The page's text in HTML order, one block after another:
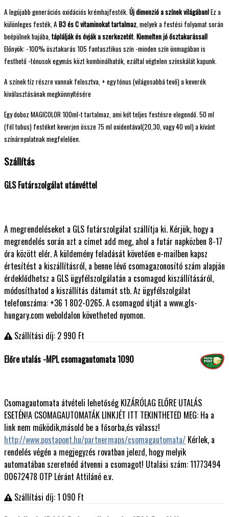
A legújabb generációs oxidációs krémhajfesték.Új dimenzió a színek világában!Ez a
különleges festék, AB3 és C vitaminokat tartalmaz, melyek a festési folyamat során
beépülnek hajába,táplálják és óvják a szerkezetét.Kiemelten jó ősztakarással!
Előnyök: -100% ösztakarás 105 fantasztikus szín -minden szín önmagában is
festhető -tónusok egymás közt kombinálhatók, ezáltal végtelen színskálát kapunk.
A színek tíz részre vannak felosztva, + egy tónus (világosabbá tevő) a keverék
kiválasztásának megkönnyítésére
Egy doboz MAGICOLOR 100ml-t tartalmaz, ami két teljes festésre elegendő. 50 ml
(fél tubus) festéket keverjen össze 75 ml oxidentával(20,30, vagy 40 vol) a kívánt
színárnyalatnak megfelelően.
Szállítás
GLS Futárszolgálat utánvéttel
A megrendeléseket a GLS futárszolgálat szállítja ki. Kérjük, hogy a
megrendelés során azt a címet add meg, ahol a futár napközben 8-17
óra között elér. A küldemény feladását követően e-mailben kapsz
értesítést a kiszállításról, a benne lévő csomagazonosító szám alapján
érdeklődhetsz a GLS ügyfélszolgálatán a csomagod kiszállításáról,
módosíthatod a kiszállítás dátumát stb. Az ügyfélszolgálat
telefonszáma: +36 1 802-0265. A csomagod útját a www.gls-
hungary.com weboldalon követheted nyomon.
Szállítási díj: 2 990 Ft
Előre utalás -MPL csomagautomata 1090
Csomagautomata átvételi lehetőség KIZÁRÓLAG ELŐRE UTALÁS
ESETÉN!A CSOMAGAUTOMATÁK LINKJÉT ITT TEKINTHETED MEG: Ha a
link nem működik,másold be a fősorba,és válassz!
http://www.postapont.hu/partnermaps/csomagautomata/ Kérlek, a
rendelés végén a megjegyzés rovatban jelezd, hogy melyik
automatában szeretnéd átvenni a csomagot! Utalási szám: 11773494
00672478 OTP Léránt Attiláné e.v.
Szállítási díj: 1 090 Ft